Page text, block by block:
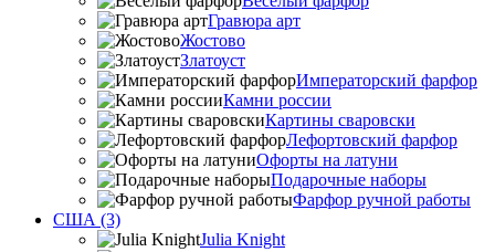
Гравюра арт
Жостово
Златоуст
Императорский фарфор
Камни россии
Картины сваровски
Лефортовский фарфор
Офорты на латуни
Подарочные наборы
Фарфор ручной работы
США (3)
Julia Knight